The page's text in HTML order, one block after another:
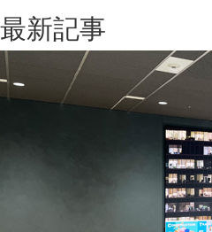
最新記事